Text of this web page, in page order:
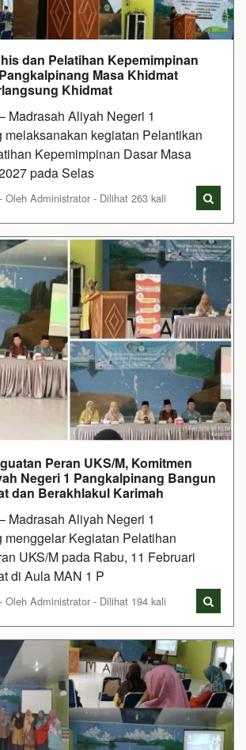
dan Pelatihan Kepemimpinan
Masa Khidmat
Khidmat
Madrasah Aliyah Negeri 1
melaksanakan kegiatan Pelantikan
Kepemimpinan Dasar Masa
pada Selas
Oleh Administrator - Dilihat 263 kali
Peran UKS/M, Komitmen
Negeri 1 Pangkalpinang Bangun
dan Berakhlakul Karimah
Madrasah Aliyah Negeri 1
menggelar Kegiatan Pelatihan
UKS/M pada Rabu, 11 Februari
di Aula MAN 1 P
Oleh Administrator - Dilihat 194 kali